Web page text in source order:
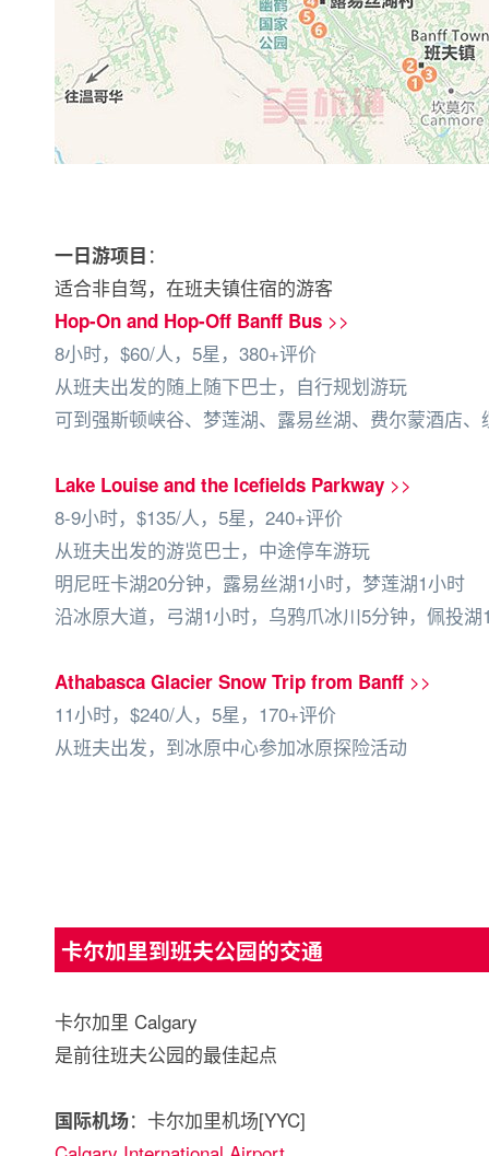
一日游项目 ：
适合非自驾，在班夫镇住宿的游客
Hop-On and Hop-Off Banff Bus >>
8小时，$60/人，5星，380+评价
从班夫出发的随上随下巴士，自行规划游玩
可到强斯顿峡谷、梦莲湖、露易丝湖、费尔蒙酒店、
Lake Louise and the Icefields Parkway >>
8-9小时，$135/人，5星，240+评价
从班夫出发的游览巴士，中途停车游玩
明尼旺卡湖20分钟，露易丝湖1小时，梦莲湖1小时
沿冰原大道，弓湖1小时，乌鸦爪冰川5分钟，佩投湖
Athabasca Glacier Snow Trip from Banff >>
11小时，$240/人，5星，170+评价
从班夫出发，到冰原中心参加冰原探险活动
卡尔加里到班夫公园的交通
卡尔加里 Calgary
是前往班夫公园的最佳起点
国际机场：卡尔加里机场[YYC]